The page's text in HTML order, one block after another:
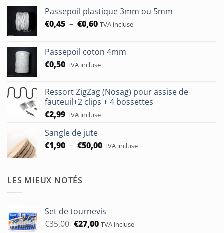
€24,00
Passepoil plastique 3mm ou 5mm
€0,45 – €0,60Plage
€0,45
à
TVA incluse
Passepoil coton 4mm
€0,50 TVA incluse
Ressort ZigZag (Nosag) pour assise de
fauteuil+2 clips + 4 bossettes
€2,99 TVA incluse
Sangle de jute
€1,90 – €50,00Plage
TVA incluse
LES MIEUX NOTÉS
Set de tournevis
€35,00 Le
€27,00Le
TVA incluse